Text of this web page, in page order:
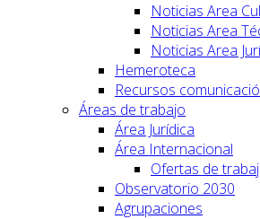
Noticias Area
Noticias Area
Noticias Area
Hemeroteca
Recursos
Áreas de trabajo
Área Jurídica
Área Internacional
Ofertas de
Observatorio 2030
Agrupaciones